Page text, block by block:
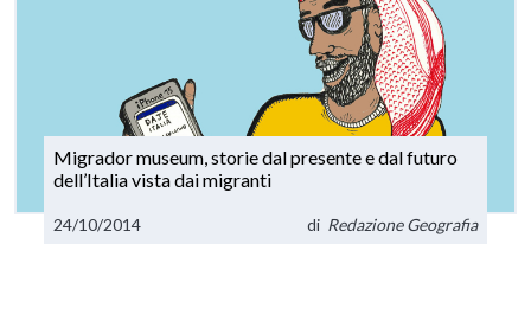
Migrador museum, storie dal presente e dal futuro
dell’Italia vista dai migranti
24/10/2014 di Redazione Geografia